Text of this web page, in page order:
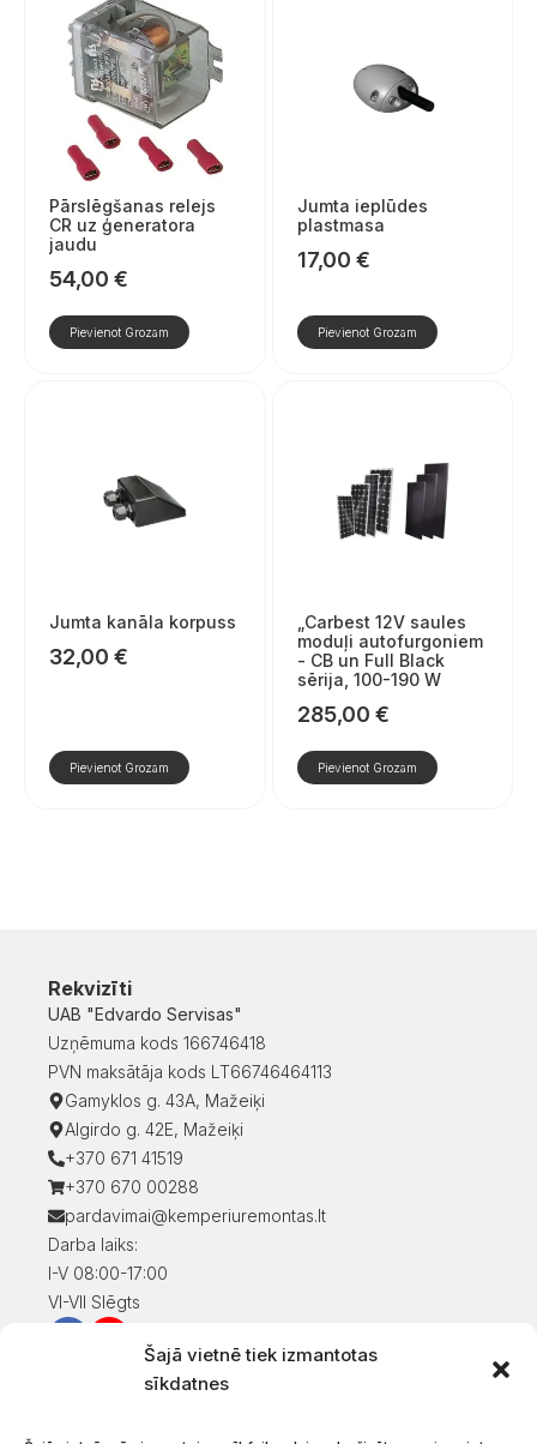
Šajā vietnē tiek izmantotas
sīkdatnes
Pārslēgšanas relejs
CR uz ģeneratora
jaudu
54,00 €
Pievienot Grozam
Jumta ieplūdes
plastmasa
17,00 €
Pievienot Grozam
Jumta kanāla korpuss
32,00 €
Pievienot Grozam
„Carbest 12V saules
moduļi autofurgoniem
- CB un Full Black
sērija, 100-190 W
285,00 €
Pievienot Grozam
Rekvizīti
UAB "Edvardo Servisas"
Uzņēmuma kods 166746418
PVN maksātāja kods LT66746464113
Gamyklos g. 43A, Mažeiķi
Algirdo g. 42E, Mažeiķi
+370 671 41519
+370 670 00288
pardavimai@kemperiuremontas.lt
Darba laiks:
I-V 08:00-17:00
VI-VII Slēgts
Informācija klientiem